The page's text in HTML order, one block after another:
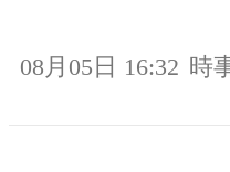
08月05日 16:32 時